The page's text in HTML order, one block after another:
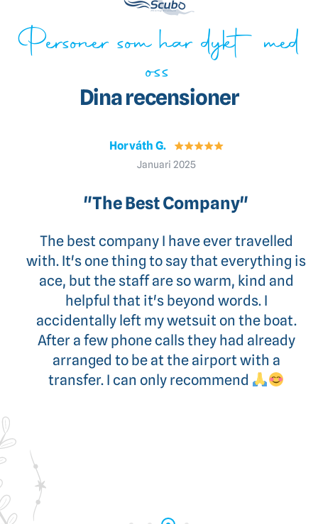
Personer som har dykt med
oss
Dina recensioner
Gilles M.
Mars 2025
"My First Diving Liveaboard"
I just went on my first diving liveaboard
trip, and honestly, it felt like a waking
dream. You were absolutely perfect. The
boat is amazing, the organization flawless,
the food divine, and the crew—attentive
and caring—was simply outstanding.